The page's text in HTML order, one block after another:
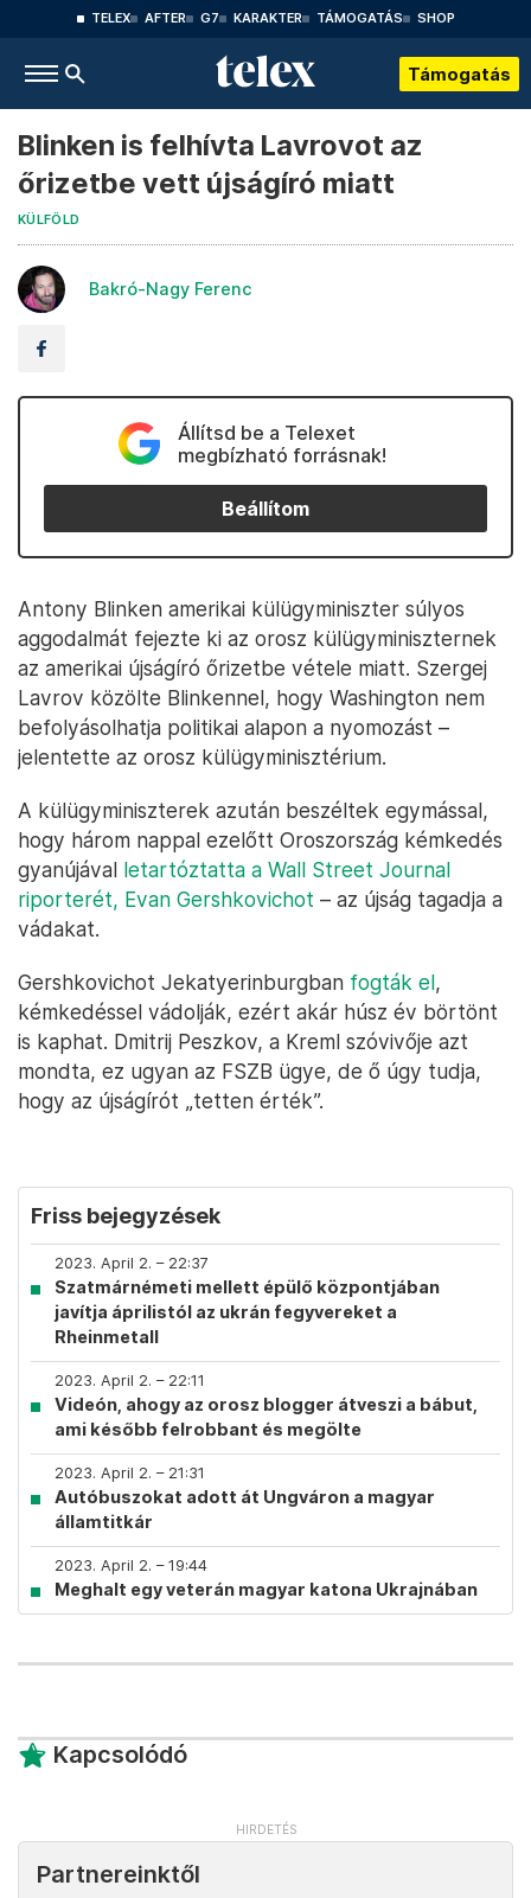
TELEX AFTER G7 KARAKTER TÁMOGATÁS SHOP
Támogatás
Blinken is felhívta Lavrovot az
őrizetbe vett újságíró miatt
KÜLFÖLD
Bakró-Nagy Ferenc
Állítsd be a Telexet
megbízható forrásnak!
Beállítom
Antony Blinken amerikai külügyminiszter súlyos
aggodalmát fejezte ki az orosz külügyminiszternek
az amerikai újságíró őrizetbe vétele miatt. Szergej
Lavrov közölte Blinkennel, hogy Washington nem
befolyásolhatja politikai alapon a nyomozást –
jelentette az orosz külügyminisztérium.
A külügyminiszterek azután beszéltek egymással,
hogy három nappal ezelőtt Oroszország kémkedés
gyanújával letartóztatta a Wall Street Journal
riporterét, Evan Gershkovichot – az újság tagadja a
vádakat.
Gershkovichot Jekatyerinburgban fogták el,
kémkedéssel vádolják, ezért akár húsz év börtönt
is kaphat. Dmitrij Peszkov, a Kreml szóvivője azt
mondta, ez ugyan az FSZB ügye, de ő úgy tudja,
hogy az újságírót „tetten érték”.
Friss bejegyzések
2023. April 2. – 22:37
Szatmárnémeti mellett épülő központjában
javítja áprilistól az ukrán fegyvereket a
Rheinmetall
2023. April 2. – 22:11
Videón, ahogy az orosz blogger átveszi a bábut,
ami később felrobbant és megölte
2023. April 2. – 21:31
Autóbuszokat adott át Ungváron a magyar
államtitkár
2023. April 2. – 19:44
Meghalt egy veterán magyar katona Ukrajnában
Kapcsolódó
Partnereinktől